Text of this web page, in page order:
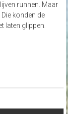
runnen. Maar
konden de
laten glippen.